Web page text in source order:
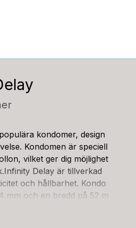
kondomer, design
Kondomen är speciell
vilket ger dig möjlighet
Delay är tillverkad
och hållbarhet. Kondo
mm och en bredd på 52 m
i dess fördröjande be